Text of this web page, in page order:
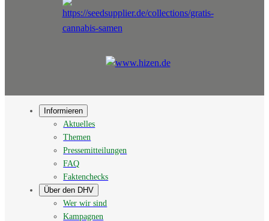
Informieren
Aktuelles
Themen
Pressemitteilungen
FAQ
Faktenchecks
Über den DHV
Wer wir sind
Kampagnen